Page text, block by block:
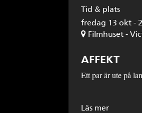
Tid & plats
fredag 13 okt -
Filmhuset -
AFFEKT
Ett par är ute på
Läs mer